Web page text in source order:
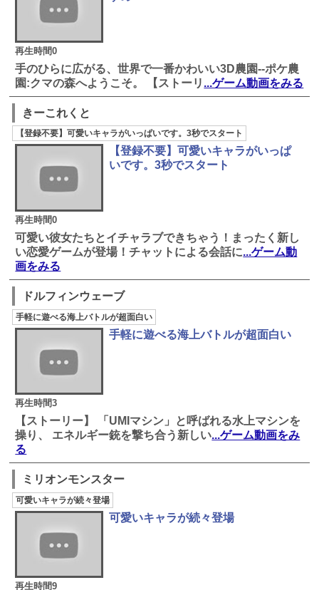
再生時間0
手のひらに広がる、世界で一番かわいい3D農園--ポケ農
園:クマの森へようこそ。 【ストーリ ...ゲーム動画をみる
きーこれくと
【登録不要】可愛いキャラがいっぱいです。3秒でスタート
再生時間0
【登録不要】可愛いキャラがいっぱ
いです。3秒でスタート
可愛い彼女たちとイチャラブできちゃう！まったく新し
い恋愛ゲームが登場！チャットによる会話に...ゲーム動
画をみる
ドルフィンウェーブ
手軽に遊べる海上バトルが超面白い
再生時間3
手軽に遊べる海上バトルが超面白い
【ストーリー】 「UMIマシン」と呼ばれる水上マシンを
操り、 エネルギー銃を撃ち合う新しい...ゲーム動画をみ
る
ミリオンモンスター
可愛いキャラが続々登場
再生時間9
可愛いキャラが続々登場